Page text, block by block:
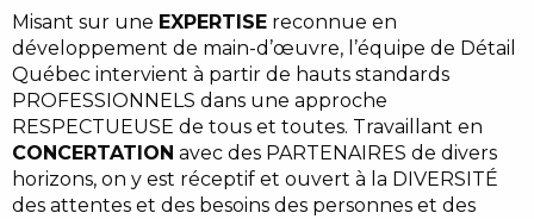
Misant sur une EXPERTISE reconnue en
développement de main-d’œuvre, l’équipe de Détail
Québec intervient à partir de hauts standards
PROFESSIONNELS dans une approche
RESPECTUEUSE de tous et toutes. Travaillant en
CONCERTATION avec des PARTENAIRES de divers
horizons, on y est réceptif et ouvert à la DIVERSITÉ
des attentes et des besoins des personnes et des